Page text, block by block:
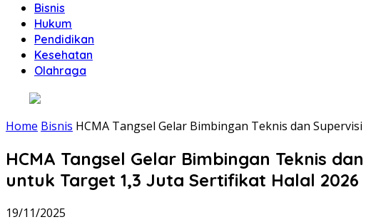
Bisnis
Hukum
Pendidikan
Kesehatan
Olahraga
Home Bisnis HCMA Tangsel Gelar Bimbingan Teknis dan
HCMA Tangsel Gelar Bimbingan Teknis
untuk Target 1,3 Juta Sertifikat Halal 2026
19/11/2025